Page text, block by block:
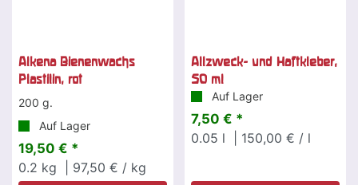
Alkena Bienenwachs
Plastilin, rot
200 g.
Auf Lager
19,50 € *
0.2 kg | 97,50 € / kg
Allzweck- und Haftkleber,
50 ml
Auf Lager
7,50 € *
0.05 l | 150,00 € / l